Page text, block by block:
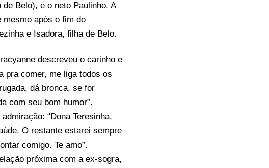
Belo), e o neto Paulinho. A
após o fim do
e Isadora, filha de Belo.
descreveu o carinho e
pra comer, me liga todos os
dá bronca, se for
com seu bom humor”.
“Dona Teresinha,
O restante estarei sempre
comigo. Te amo”.
próxima com a ex-sogra,